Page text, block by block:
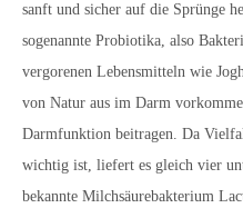
sanft und sicher auf die Sprünge
sogenannte Probiotika, also
vergorenen Lebensmitteln wie
von Natur aus im Darm
Darmfunktion beitragen. Da
wichtig ist, liefert es gleich vier
bekannte Milchsäurebakterium